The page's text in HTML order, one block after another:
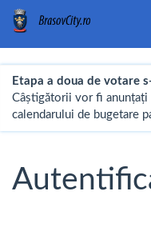
Etapa a doua de votare
Câștigătorii vor fi
calendarului de bugetare